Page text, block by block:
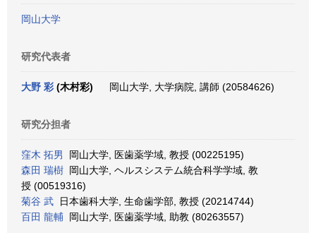
岡山大学
研究代表者
大野 彩 (木村彩) 岡山大学, 大学病院, 講師 (20584626)
研究分担者
窪木 拓男
岡山大学, 医歯薬学域, 教授 (00225195)
森田 瑞樹 岡山大学, ヘルスシステム統合科学学域, 教
授 (00519316)
菊谷 武 日本歯科大学, 生命歯学部, 教授 (20214744)
百田 龍輔 岡山大学, 医歯薬学域, 助教 (80263557)